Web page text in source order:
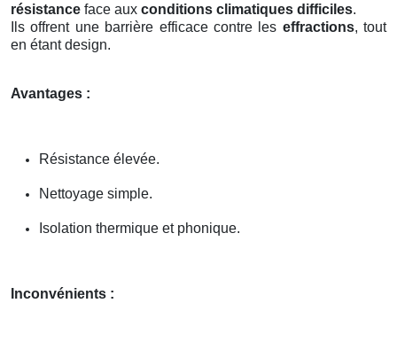
résistance face aux conditions climatiques difficiles.
Ils offrent une barrière efficace contre les effractions, tout
en étant design.
Avantages :
Résistance élevée.
Nettoyage simple.
Isolation thermique et phonique.
Inconvénients :